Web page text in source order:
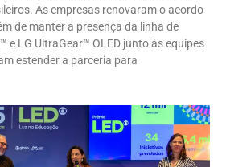
As empresas renovaram o acordo
de manter a presença da linha de
e LG UltraGear™ OLED junto às equipes
estender a parceria para